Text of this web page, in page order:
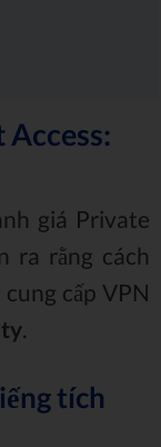
giá Private
ra rằng cách
cấp VPN
tích